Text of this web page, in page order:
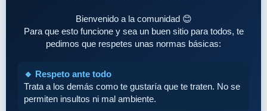
Bienvenido a la comunidad 😊
Para que esto funcione y sea un buen sitio para todos, te
pedimos que respetes unas normas básicas:
🔹 Respeto ante todo
Trata a los demás como te gustaría que te traten. No se
permiten insultos ni mal ambiente.